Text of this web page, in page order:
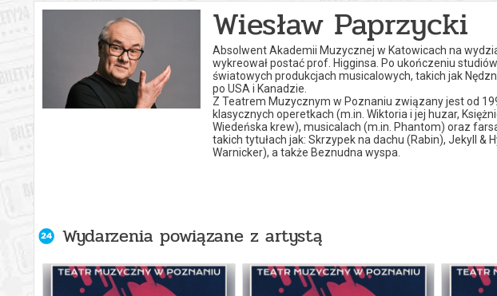
Wiesław Paprzycki
Absolwent Akademii Muzycznej w Katowicach na
wykreował postać prof. Higginsa. Po ukończeniu
światowych produkcjach musicalowych, takich jak
po USA i Kanadzie.
Z Teatrem Muzycznym w Poznaniu związany jest od
klasycznych operetkach (m.in. Wiktoria i jej huzar,
Wiedeńska krew), musicalach (m.in. Phantom) oraz
takich tytułach jak: Skrzypek na dachu (Rabin), Jekyll &
Warnicker), a także Beznudna wyspa.
Wydarzenia powiązane z artystą